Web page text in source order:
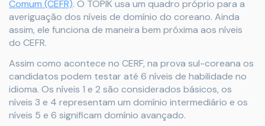
Comum (CEFR). O TOPIK usa um quadro próprio para a
averiguação dos níveis de domínio do coreano. Ainda
assim, ele funciona de maneira bem próxima aos níveis
do CEFR.
Assim como acontece no CERF, na prova sul-coreana os
candidatos podem testar até 6 níveis de habilidade no
idioma. Os níveis 1 e 2 são considerados básicos, os
níveis 3 e 4 representam um domínio intermediário e os
níveis 5 e 6 significam domínio avançado.